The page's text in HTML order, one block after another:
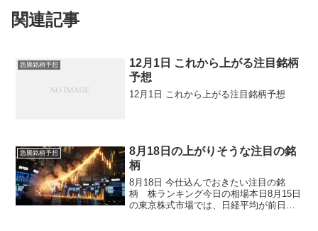
関連記事
急騰銘柄予想
12月1日 これから上がる注目銘柄
予想
12月1日 これから上がる注目銘柄予想
急騰銘柄予想
8月18日の上がりそうな注目の銘
柄
8月18日 今仕込んでおきたい注目の銘
柄 株ランキング今日の相場本日8月15日
の東京株式市場では、日経平均が前日比